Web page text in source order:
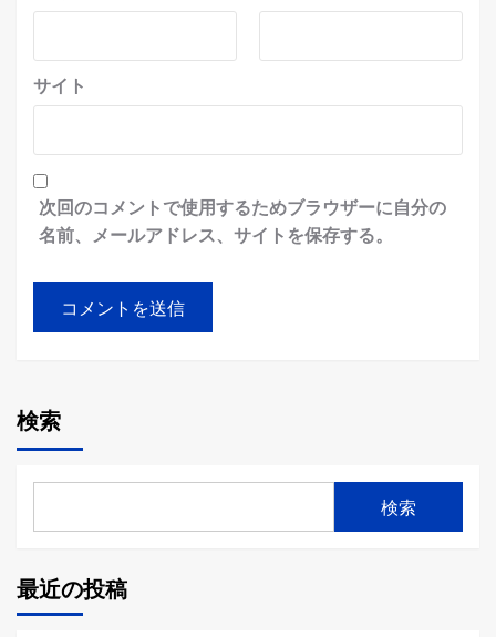
サイト
次回のコメントで使用するためブラウザーに自分の
名前、メールアドレス、サイトを保存する。
検索
検索
最近の投稿